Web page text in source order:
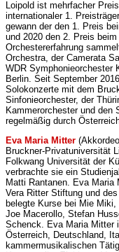
Loipold ist mehrfacher
internationaler 1.
gewann der den 1. Preis
und 2020 den 2. Preis
Orchestererfahrung
Orchestra, der Camerata
WDR Symphonieorchester
Berlin. Seit September
Solokonzerte mit dem
Sinfonieorchester, der
Kammerorchester und den
regelmäßig durch
Eva Maria Mitter
Bruckner-Privatuniversität
Folkwang Universität der
verbrachte sie ein
Matti Rantanen. Eva Maria
Vera Ritter Stiftung und
belegte Kurse bei Mie
Joe Macerollo, Stefan
Schenck. Eva Maria Mitter
Österreich, Deutschland,
kammermusikalischen